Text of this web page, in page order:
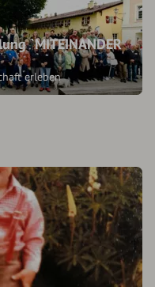
`MITEINANDER
erleben